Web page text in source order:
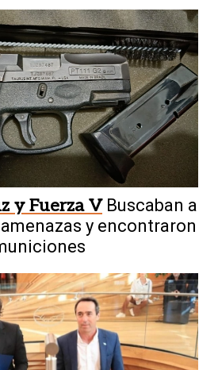
y Fuerza V Buscaban a
y encontraron